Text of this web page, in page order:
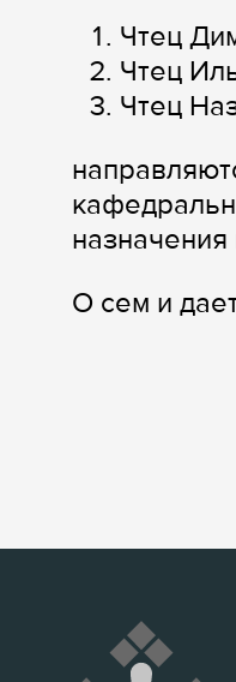
Чтец
Чтец
Чтец
О сем и